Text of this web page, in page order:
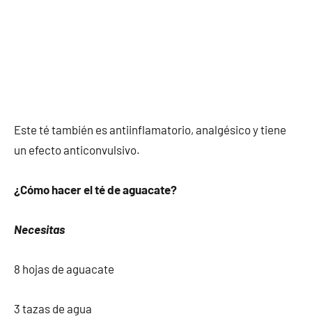
Este té también es antiinflamatorio, analgésico y tiene
un efecto anticonvulsivo.
¿Cómo hacer el té de aguacate?
Necesitas
8 hojas de aguacate
3 tazas de agua